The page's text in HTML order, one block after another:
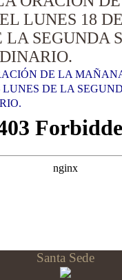
LUNES 18
LA SEGUNDA
DE LA
LUNES DE LA
Santa Sede